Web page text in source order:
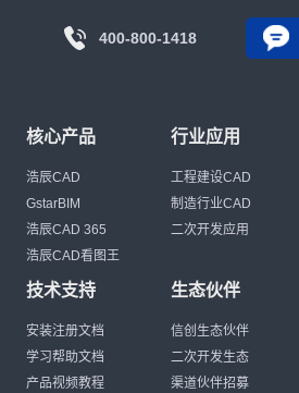
400-800-1418
核心产品
浩辰CAD
GstarBIM
浩辰CAD 365
浩辰CAD看图王
行业应用
工程建设CAD
制造行业CAD
二次开发应用
技术支持
安装注册文档
学习帮助文档
产品视频教程
生态伙伴
信创生态伙伴
二次开发生态
渠道伙伴招募